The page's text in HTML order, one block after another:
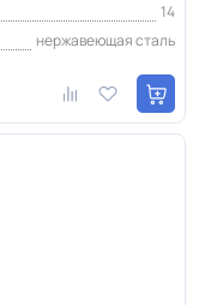
14
нержавеющая сталь